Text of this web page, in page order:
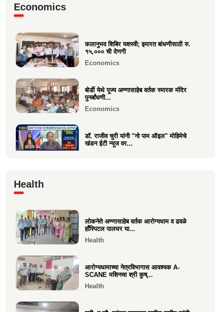
वक्रतुंड ऍग्रो याचे उद्घाटन, माहीम
Business
Economics
कलानुभव शिबिर यशस्वी; इमारत बांधणीसाठी रु.
१५,००० ची देणगी
Economics
बोर्डी येथे पूज्य अण्णासाहेब वर्तक स्मारक मंदिर
पुनर्बांधणी...
Economics
डॉ. राजीव चुरी यांनी "नो पाम ऑइल" मोहिमेचे
खंडन ईटी न्यूज वर...
वसई विकास सहकारी बँकेचे अध्यक्ष आशय राऊत
Health
लोकनेते अण्णासाहेब वर्तक आरोग्यधाम व ढवळे
हाँस्पिटल पालघर या...
Health
आरोग्यधामाच्या नेत्रविभागास आवश्यक A-
SCANE मशिनचा श्री कुष्...
Health